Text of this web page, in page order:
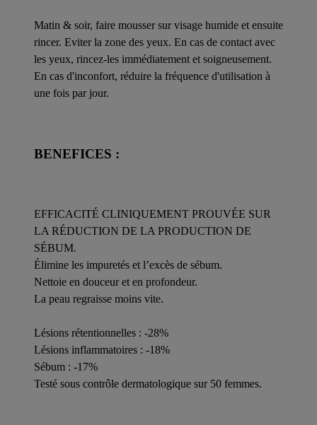
Matin & soir, faire mousser sur visage humide et ensuite
rincer. Eviter la zone des yeux. En cas de contact avec
les yeux, rincez-les immédiatement et soigneusement.
En cas d'inconfort, réduire la fréquence d'utilisation à
une fois par jour.
BENEFICES :
EFFICACITÉ CLINIQUEMENT PROUVÉE SUR
LA RÉDUCTION DE LA PRODUCTION DE
SÉBUM.
Élimine les impuretés et l’excès de sébum.
Nettoie en douceur et en profondeur.
La peau regraisse moins vite.
Lésions rétentionnelles : -28%
Lésions inflammatoires : -18%
Sébum : -17%
Testé sous contrôle dermatologique sur 50 femmes.